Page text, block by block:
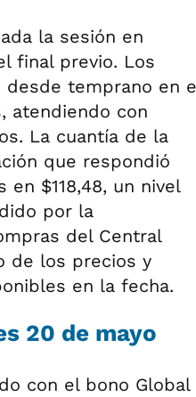
la sesión en
final previo. Los
desde temprano en
atendiendo con
La cuantía de la
que respondió
$118,48, un nivel
por la
del Central
de los precios y
en la fecha.
20 de mayo
con el bono Global